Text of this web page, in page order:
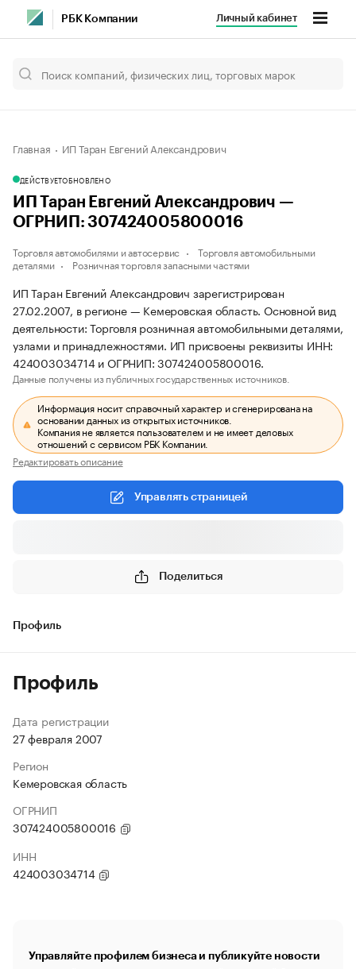
РБК Компании Личный кабинет
Главная ИП Таран Евгений Александрович
ДЕЙСТВУЕТОБНОВЛЕНО
ИП Таран Евгений Александрович —
ОГРНИП: 307424005800016
Торговля автомобилями и автосервис
Торговля автомобильными
деталями
Розничная торговля запасными частями
ИП Таран Евгений Александрович зарегистрирован
27.02.2007, в регионе — Кемеровская область. Основной вид
деятельности: Торговля розничная автомобильными деталями,
узлами и принадлежностями. ИП присвоены реквизиты ИНН:
424003034714 и ОГРНИП: 307424005800016.
Данные получены из публичных государственных источников.
Информация носит справочный характер и сгенерирована на
основании данных из открытых источников.
Компания не является пользователем и не имеет деловых
отношений с сервисом РБК Компании.
Редактировать описание
Управлять страницей
Поделиться
Профиль
Профиль
Дата регистрации
27 февраля 2007
Регион
Кемеровская область
ОГРНИП
307424005800016
ИНН
424003034714
Управляйте профилем бизнеса и публикуйте новости